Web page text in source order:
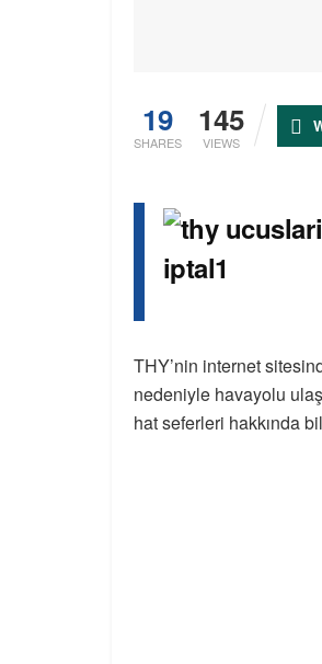
19
SHARES
145
VIEWS
THY’nin internet
nedeniyle havayolu
hat seferleri hakkında